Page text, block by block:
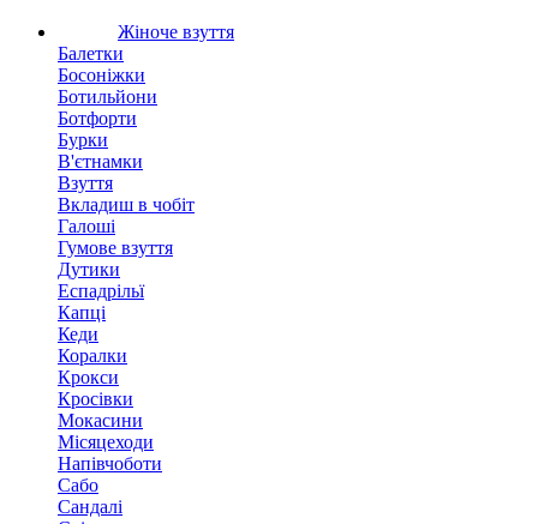
Жіноче взуття
Балетки
Босоніжки
Ботильйони
Ботфорти
Бурки
В'єтнамки
Взуття
Вкладиш в чобіт
Галоші
Гумове взуття
Дутики
Еспадрільї
Капці
Кеди
Коралки
Крокси
Кросівки
Мокасини
Місяцеходи
Напівчоботи
Сабо
Сандалі